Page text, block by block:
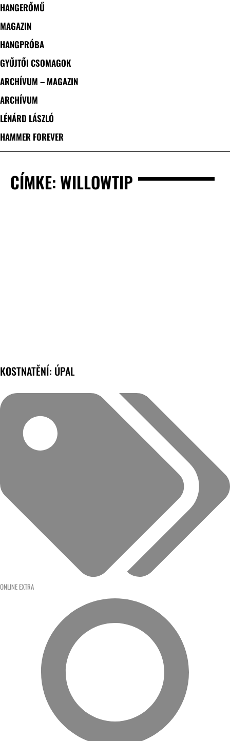
HANGERŐMŰ
MAGAZIN
HANGPRÓBA
GYŰJTŐI CSOMAGOK
ARCHÍVUM – MAGAZIN
ARCHÍVUM
LÉNÁRD LÁSZLÓ
HAMMER FOREVER
CÍMKE: WILLOWTIP
KOSTNATĚNÍ: ÚPAL
ONLINE EXTRA